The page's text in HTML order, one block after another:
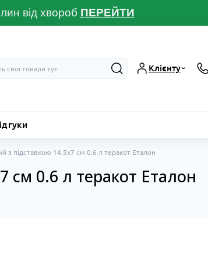
від хвороб ПЕРЕЙТИ
Клієнту
з підставкою 14.5х7 см 0.6 л теракот Еталон
см 0.6 л теракот Еталон